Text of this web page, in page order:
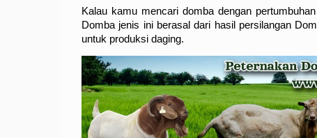
Kalau kamu mencari domba dengan
Domba jenis ini berasal dari hasil persilangan
untuk produksi daging.